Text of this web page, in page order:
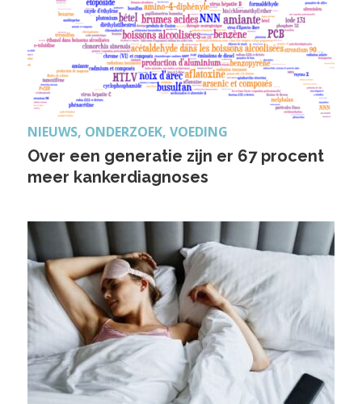
NIEUWS, ONDERZOEK, VOEDING
Over een generatie zijn er 67 procent
meer kankerdiagnoses